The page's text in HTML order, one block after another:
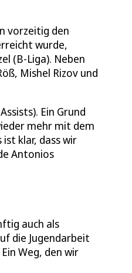
vorzeitig den
wurde,
(B-Liga). Neben
Mishel Rizov und
Ein Grund
mehr mit dem
klar, dass wir
Antonios
auch als
die Jugendarbeit
Weg, den wir